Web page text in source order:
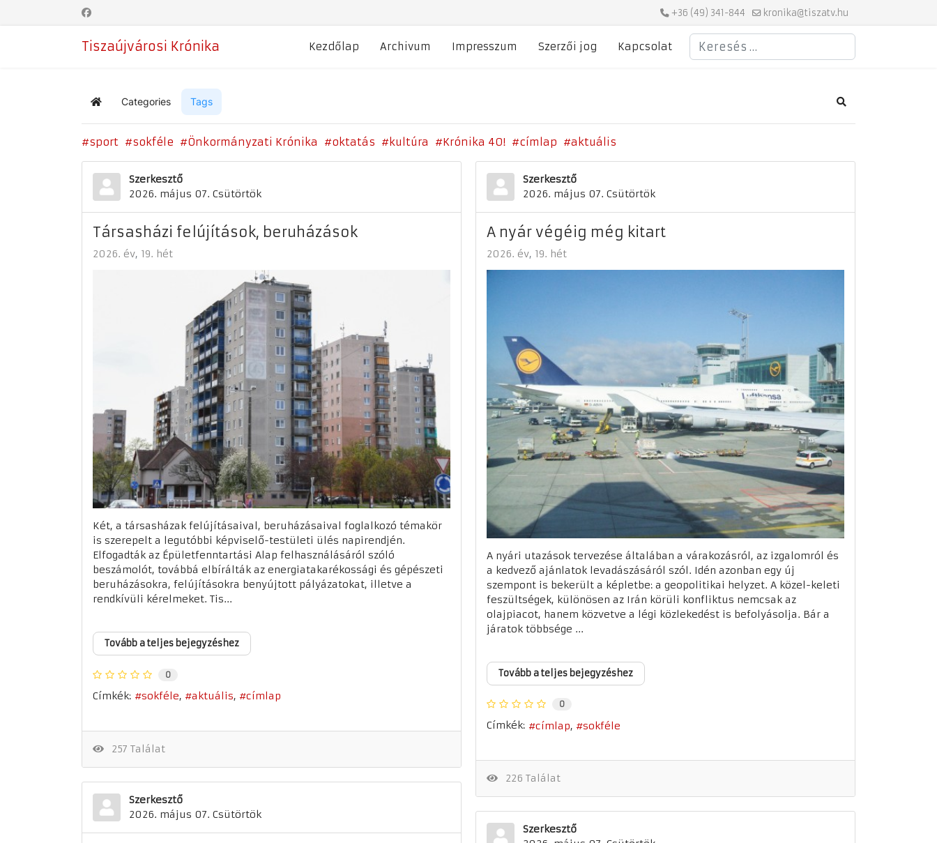
+36 (49) 341-844 kronika@tiszatv.hu
Tiszaújvárosi Krónika Kezdőlap Archivum Impresszum Szerzői jog Kapcsolat
Keresés
Home Categories Tags Search
sport sokféle Önkormányzati Krónika oktatás kultúra Krónika 40! címlap aktuális
Szerkesztő
2026. május 07. Csütörtök
Társasházi felújítások, beruházások
2026. év 19. hét
Két, a társasházak felújításaival, beruházásaival foglalkozó témakör
is szerepelt a legutóbbi képviselő-testületi ülés napirendjén.
Elfogadták az Épületfenntartási Alap felhasználásáról szóló
beszámolót, továbbá elbírálták az energiatakarékossági és gépészeti
beruházásokra, felújításokra benyújtott pályázatokat, illetve a
rendkívüli kérelmeket. Tis...
Tovább a teljes bejegyzéshez
0
Címkék: sokféle aktuális címlap
257 Találat
Szerkesztő
2026. május 07. Csütörtök
A nyár végéig még kitart
2026. év 19. hét
A nyári utazások tervezése általában a várakozásról, az izgalomról és
a kedvező ajánlatok levadászásáról szól. Idén azonban egy új
szempont is bekerült a képletbe: a geopolitikai helyzet. A közel-keleti
feszültségek, különösen az Irán körüli konfliktus nemcsak az
olajpiacot, hanem közvetve a légi közlekedést is befolyásolja. Bár a
járatok többsége ...
Tovább a teljes bejegyzéshez
0
Címkék: címlap sokféle
226 Találat
Szerkesztő
2026. május 07. Csütörtök
Szerkesztő